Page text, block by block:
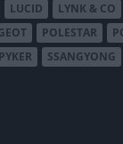
LUCID LYNK & CO
POLESTAR
SSANGYONG